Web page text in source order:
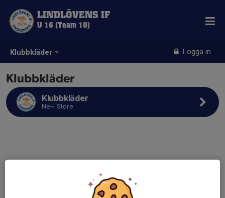
Klubbkläder Logga in
LINDLÖVENS IF
U 16 (Team 10)
Klubbkläder
Klubbkläder
NeH Store